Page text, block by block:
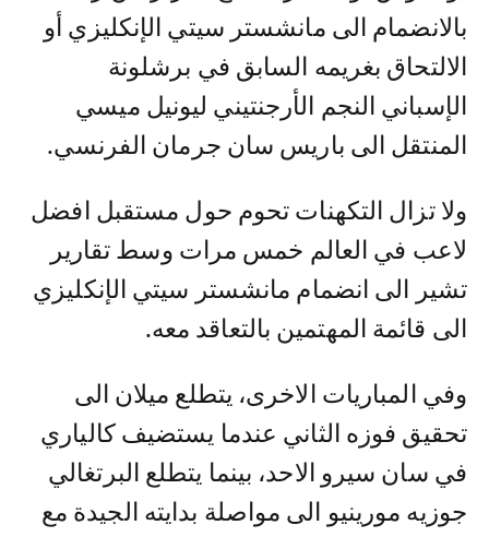
بالانضمام الى مانشستر سيتي الإنكليزي أو
الالتحاق بغريمه السابق في برشلونة
الإسباني النجم الأرجنتيني ليونيل ميسي
المنتقل الى باريس سان جرمان الفرنسي.
ولا تزال التكهنات تحوم حول مستقبل افضل
لاعب في العالم خمس مرات وسط تقارير
تشير الى انضمام مانشستر سيتي الإنكليزي
الى قائمة المهتمين بالتعاقد معه.
وفي المباريات الاخرى، يتطلع ميلان الى
تحقيق فوزه الثاني عندما يستضيف كالياري
في سان سيرو الاحد، بينما يتطلع البرتغالي
جوزيه مورينيو الى مواصلة بدايته الجيدة مع